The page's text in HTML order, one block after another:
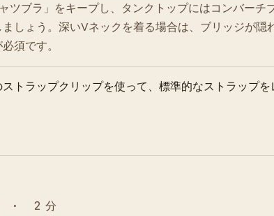
ツブラ」をキープし、タンクトップにはコンバーチ
しょう。深いVネックを着る場合は、ブリッジが隠
須です。
トラップクリップを使って、標準的なストラップ
· 2分